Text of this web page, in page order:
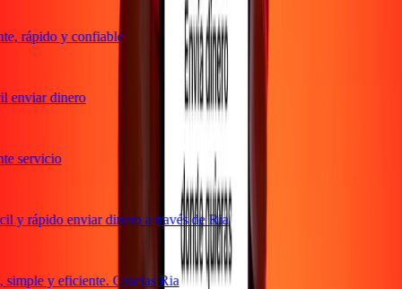
rápido y confiable
dinero
servicio
y rápido enviar dinero a través de Ria
y eficiente. Gracias Ria